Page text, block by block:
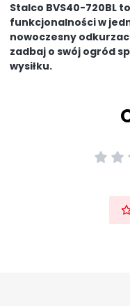
Stalco BVS40-720BL
funkcjonalności w
nowoczesny
zadbaj o swój ogród
wysiłku.